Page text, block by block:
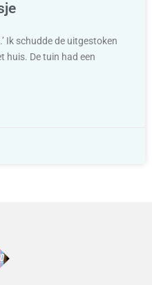
Ik schudde de uitgestoken
huis. De tuin had een